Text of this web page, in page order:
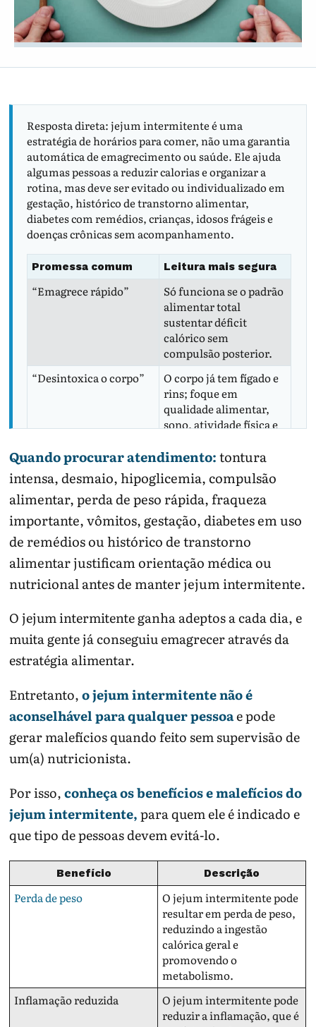
Resposta direta: jejum intermitente é uma
estratégia de horários para comer, não uma garantia
automática de emagrecimento ou saúde. Ele ajuda
algumas pessoas a reduzir calorias e organizar a
rotina, mas deve ser evitado ou individualizado em
gestação, histórico de transtorno alimentar,
diabetes com remédios, crianças, idosos frágeis e
doenças crônicas sem acompanhamento.
Promessa comum Leitura mais segura
“Emagrece rápido”
Só funciona se o padrão
alimentar total
sustentar déficit
calórico sem
compulsão posterior.
“Desintoxica o corpo”
O corpo já tem fígado e
rins; foque em
qualidade alimentar,
sono, atividade física e
“Serve para todo
mundo”
Medicamentos,
hipoglicemia, gestação,
adolescência e histórico
alimentar mudam a
indicação.
Também pode ajudar:jejum metabólico,preciso
emagrecer: o que fazeredieta de 1400 calorias .
Quando procurar atendimento:tontura
intensa, desmaio, hipoglicemia, compulsão
alimentar, perda de peso rápida, fraqueza
importante, vômitos, gestação, diabetes em uso
de remédios ou histórico de transtorno
alimentar justificam orientação médica ou
nutricional antes de manter jejum intermitente.
O jejum intermitente ganha adeptos a cada dia, e
muita gente já conseguiu emagrecer através da
estratégia alimentar.
Entretanto,o jejum intermitente não é
aconselhável para qualquer pessoae pode
gerar malefícios quando feito sem supervisão de
um(a) nutricionista.
Por isso,conheça os benefícios e malefícios do
jejum intermitente,para quem ele é indicado e
que tipo de pessoas devem evitá-lo.
Benefício Descrição
Perda de peso
O jejum intermitente pode
resultar em perda de peso,
reduzindo a ingestão
calórica geral e
promovendo o
metabolismo.
Inflamação reduzida
O jejum intermitente pode
reduzir a inflamação, que é